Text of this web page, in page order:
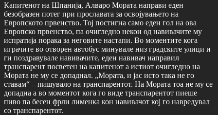
Капитенот на Шпанија, Алваро Мората направи еден
безобразен потег при прославата за освојувањето на
Европското првенство. Тој постигна само еден гол на ова
Европско првенство, па очигледно некои од навивачите му
испратија порака за неговите настапи. Во моментите кога
играчите во отворен автобус минувале низ градските улици и
ги поздравувале навивачите, еден навивач направил
транспарент посветен на капитенот а истиот очигледно на
Мората не му се допаднал. „Мората, и јас исто така не го
ставам“ – пишувало на транспарентот. На Мората тоа не му се
допадна а во моментот кога го виде транспарентот пиеше
пиво па бесен фрли лименка кон навивачот кој го навредувал
со транспарентот.